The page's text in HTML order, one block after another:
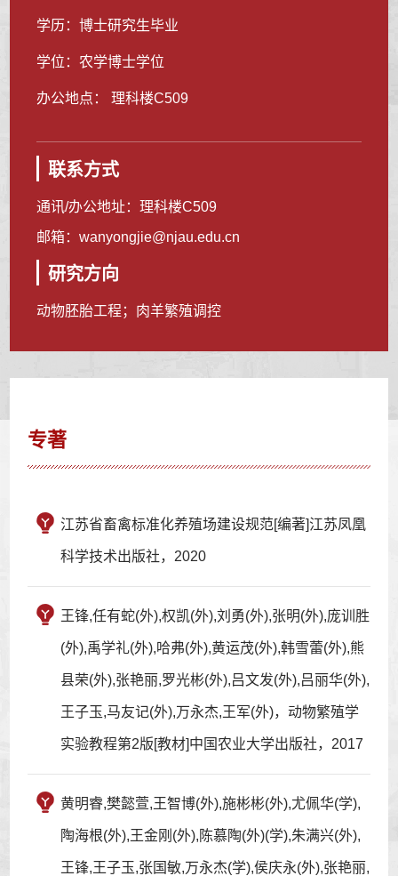
学历：博士研究生毕业
学位：农学博士学位
办公地点： 理科楼C509
联系方式
通讯/办公地址： 理科楼C509
邮箱：wanyongjie@njau.edu.cn
研究方向
动物胚胎工程；肉羊繁殖调控
专著
江苏省畜禽标准化养殖场建设规范[编著]江苏凤凰
科学技术出版社，2020
王锋,任有蛇(外),权凯(外),刘勇(外),张明(外),庞训胜
(外),禹学礼(外),哈弗(外),黄运茂(外),韩雪蕾(外),熊
县荣(外),张艳丽,罗光彬(外),吕文发(外),吕丽华(外),
王子玉,马友记(外),万永杰,王军(外)，动物繁殖学
实验教程第2版[教材]中国农业大学出版社，2017
黄明睿,樊懿萱,王智博(外),施彬彬(外),尤佩华(学),
陶海根(外),王金刚(外),陈慕陶(外)(学),朱满兴(外),
王锋,王子玉,张国敏,万永杰(学),侯庆永(外),张艳丽,